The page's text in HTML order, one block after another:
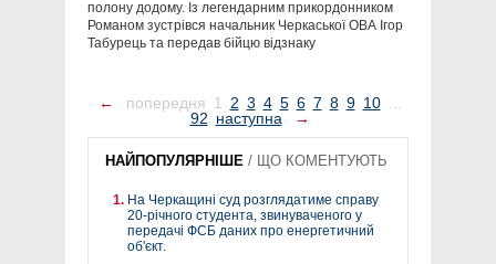
полону додому. Із легендарним прикордонником
Романом зустрівся начальник Черкаської ОВА Ігор
Табурець та передав бійцю відзнаку
← попередня 1 2 3 4 5 6 7 8 9 10 ...
92 наступна →
НАЙПОПУЛЯРНІШЕ / ЩО КОМЕНТУЮТЬ
На Черкащині суд розглядатиме справу
20-річного студента, звинуваченого у
передачі ФСБ даних про енергетичний
об'єкт.